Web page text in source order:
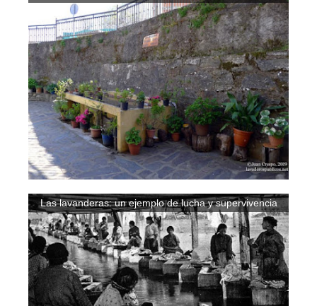
Las lavanderas: un ejemplo de lucha y supervivencia